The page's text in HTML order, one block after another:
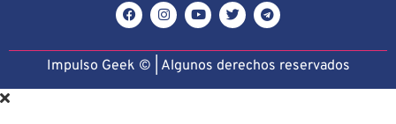
Impulso Geek © | Algunos derechos reservados